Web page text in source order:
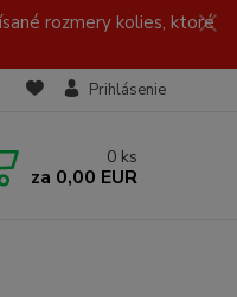
rozmery kolies, ktoré
Prihlásenie
0 ks
za 0,00 EUR